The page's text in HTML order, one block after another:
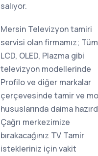
salıyor.
Mersin Televizyon tamiri
servisi olan firmamız; Tüm
LCD, OLED, Plazma gibi
televizyon modellerinde
Profilo ve diğer markalar
çerçevesinde tamir ve
hususlarında daima
Çağrı merkezimize
bırakacağınız TV Tamir
istekleriniz için vakit